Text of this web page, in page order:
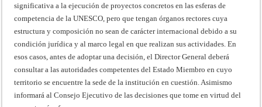
significativa a la ejecución de proyectos concretos en las esferas de
competencia de la UNESCO, pero que tengan órganos rectores cuya
estructura y composición no sean de carácter internacional debido a su
condición jurídica y al marco legal en que realizan sus actividades. En
esos casos, antes de adoptar una decisión, el Director General deberá
consultar a las autoridades competentes del Estado Miembro en cuyo
territorio se encuentre la sede de la institución en cuestión. Asimismo
informará al Consejo Ejecutivo de las decisiones que tome en virtud del